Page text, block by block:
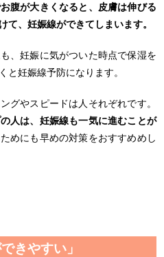
腹が大きくなると、皮膚は伸びる
て、妊娠線ができてしまいます。
、妊娠に気がついた時点で保湿を
と妊娠線予防になります。
グやスピードは人それぞれです。
人は、妊娠線も一気に進むことが
めにも早めの対策をおすすめめし
きやすい」